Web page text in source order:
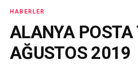
HABERLER
ALANYA POSTA
AĞUSTOS 2019